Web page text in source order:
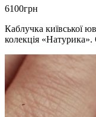
6100грн
Каблучка київської
колекція